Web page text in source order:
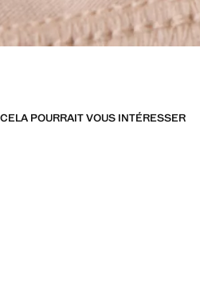
CELA POURRAIT VOUS INTÉRESSER